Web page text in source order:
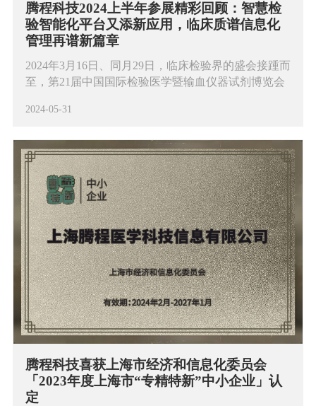
腾程科技2024上半年参展精彩回顾：智慧检
验智能化平台又添新应用，临床质谱信息化
管理再谱新篇章
2024年3月16日、同月29日，临床检验界的盛会接踵而
至，第21届中国国际检验医学暨输血仪器试剂博览会
术会议（CCLTA2024）暨第十届全国临床检验装备展
2024-05-31
腾程科技喜获上海市经济和信息化委员会
「2023年度上海市“专精特新”中小企业」认
定